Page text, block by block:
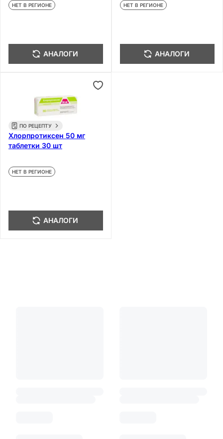
НЕТ В РЕГИОНЕ
АНАЛОГИ
НЕТ В РЕГИОНЕ
АНАЛОГИ
ПО РЕЦЕПТУ
Хлорпротиксен 50 мг
таблетки 30 шт
НЕТ В РЕГИОНЕ
АНАЛОГИ